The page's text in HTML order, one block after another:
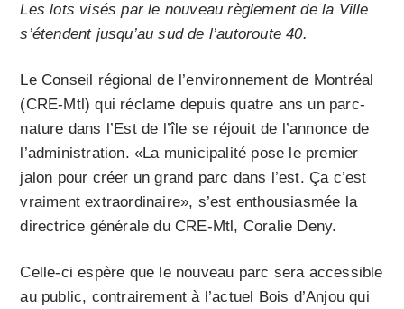
Les lots visés par le nouveau règlement de la Ville
s’étendent jusqu’au sud de l’autoroute 40.
Le Conseil régional de l’environnement de Montréal
(CRE-Mtl) qui réclame depuis quatre ans un parc-
nature dans l’Est de l’île se réjouit de l’annonce de
l’administration. «La municipalité pose le premier
jalon pour créer un grand parc dans l’est. Ça c’est
vraiment extraordinaire», s’est enthousiasmée la
directrice générale du CRE-Mtl, Coralie Deny.
Celle-ci espère que le nouveau parc sera accessible
au public, contrairement à l’actuel Bois d’Anjou qui